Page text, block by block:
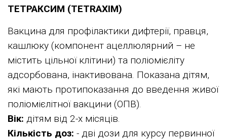
ТЕТРАКСИМ (TETRAXIM)
Вакцина для профілактики дифтерії, правця,
кашлюку (компонент ацеллюлярний – не
містить цільної клітини) та поліомієліту
адсорбована, інактивована. Показана дітям,
які мають протипоказання до введення живої
поліомієлітної вакцини (ОПВ).
Вік: дітям від 2-х місяців.
Кількість доз: - дві дози для курсу первинної